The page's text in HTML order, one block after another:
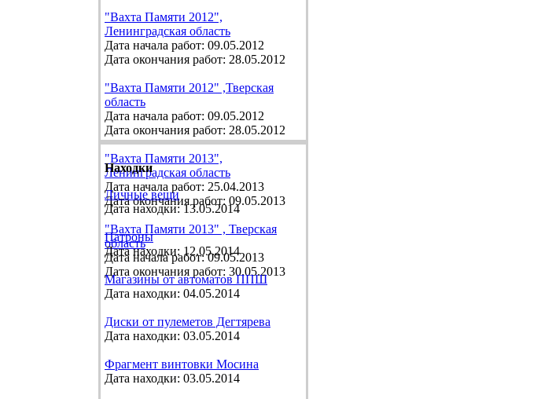
"Вахта Памяти 2012",
Ленинградская область
Дата начала работ: 09.05.2012
Дата окончания работ: 28.05.2012
"Вахта Памяти 2012" ,Тверская
область
Дата начала работ: 09.05.2012
Дата окончания работ: 28.05.2012
"Вахта Памяти 2013",
Ленинградская область
Дата начала работ: 25.04.2013
Дата окончания работ: 09.05.2013
"Вахта Памяти 2013" , Тверская
область
Дата начала работ: 09.05.2013
Дата окончания работ: 30.05.2013
Находки
Личные вещи
Дата находки: 13.05.2014
Патроны
Дата находки: 12.05.2014
Магазины от автоматов ППШ
Дата находки: 04.05.2014
Диски от пулеметов Дегтярева
Дата находки: 03.05.2014
Фрагмент винтовки Мосина
Дата находки: 03.05.2014